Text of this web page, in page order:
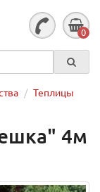
0
Теплицы
4м